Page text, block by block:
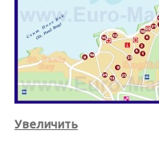
Увеличить